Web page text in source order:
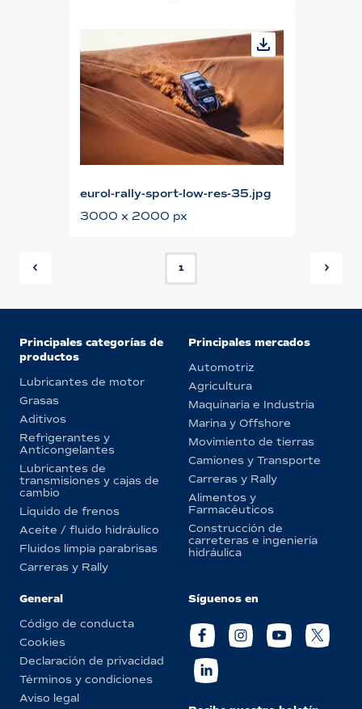
eurol-rally-sport-low-res-35.jpg
3000 x 2000 px
1
Principales categorías de
productos
Lubricantes de motor
Grasas
Aditivos
Refrigerantes y
Anticongelantes
Lubricantes de
transmisiones y cajas de
cambio
Líquido de frenos
Aceite / fluido hidráulico
Fluidos limpia parabrisas
Carreras y Rally
Principales mercados
Automotriz
Agricultura
Maquinaria e Industria
Marina y Offshore
Movimiento de tierras
Camiones y Transporte
Carreras y Rally
Alimentos y
Farmacéuticos
Construcción de
carreteras e ingeniería
hidráulica
General
Código de conducta
Cookies
Declaración de privacidad
Términos y condiciones
Aviso legal
Síguenos en